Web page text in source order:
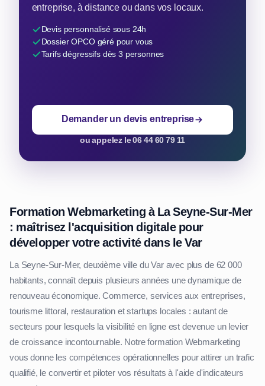
entreprise, à distance ou dans vos locaux.
Devis personnalisé sous 24h
Dossier OPCO géré pour vous
Tarifs dégressifs dès 3 personnes
Demander un devis entreprise
ou appelez le 06 44 60 79 11
Formation Webmarketing à La Seyne-Sur-Mer
: maîtrisez l'acquisition digitale pour
développer votre activité dans le Var
La Seyne-Sur-Mer, deuxième ville du Var avec plus de 62 000
habitants, connaît depuis plusieurs années une dynamique de
renouveau économique. Commerce, services aux entreprises,
tourisme littoral, restauration et startups locales : autant de
secteurs pour lesquels la visibilité en ligne est devenue un levier
de croissance incontournable. Notre formation Webmarketing
vous donne les compétences opérationnelles pour attirer un trafic
qualifié, le convertir et piloter vos résultats à l'aide d'indicateurs